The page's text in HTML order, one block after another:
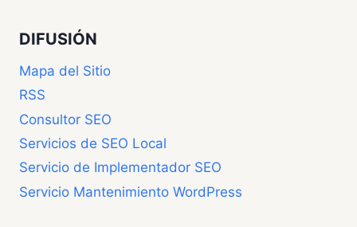
DIFUSIÓN
Mapa del Sitio
RSS
Consultor SEO
Servicios de SEO Local
Servicio de Implementador SEO
Servicio Mantenimiento WordPress